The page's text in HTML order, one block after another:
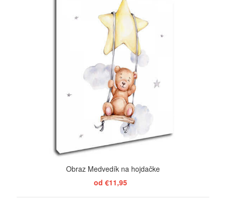
Obraz Medvedík na hojdačke
od €11,95